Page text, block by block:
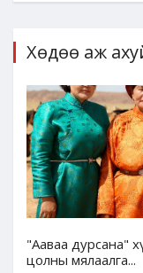
Хөдөө аж
"Ааваа дурсана"
цолны мялаалга...